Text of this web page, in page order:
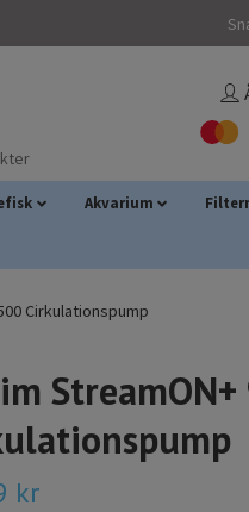
Akvarium
Cirkulationspump
kr